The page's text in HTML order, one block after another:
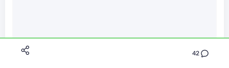
42
Après tu peux passer sur des protocoles